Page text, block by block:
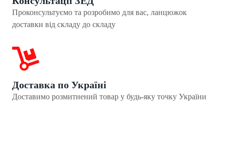
Проконсультуємо та розробимо для вас, ланцюжок
доставки від складу до складу
Доставка по Україні
Доставимо розмитнений товар у будь-яку точку України